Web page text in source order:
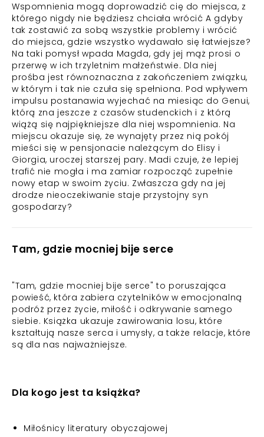
Wspomnienia mogą doprowadzić cię do miejsca, z
którego nigdy nie będziesz chciała wrócić A gdyby
tak zostawić za sobą wszystkie problemy i wrócić
do miejsca, gdzie wszystko wydawało się łatwiejsze?
Na taki pomysł wpada Magda, gdy jej mąż prosi o
przerwę w ich trzyletnim małżeństwie. Dla niej
prośba jest równoznaczna z zakończeniem związku,
w którym i tak nie czuła się spełniona. Pod wpływem
impulsu postanawia wyjechać na miesiąc do Genui,
którą zna jeszcze z czasów studenckich i z którą
wiążą się najpiękniejsze dla niej wspomnienia. Na
miejscu okazuje się, że wynajęty przez nią pokój
mieści się w pensjonacie należącym do Elisy i
Giorgia, uroczej starszej pary. Madi czuje, że lepiej
trafić nie mogła i ma zamiar rozpocząć zupełnie
nowy etap w swoim życiu. Zwłaszcza gdy na jej
drodze nieoczekiwanie staje przystojny syn
gospodarzy?
Tam, gdzie mocniej bije serce
"Tam, gdzie mocniej bije serce" to poruszająca
powieść, która zabiera czytelników w emocjonalną
podróż przez życie, miłość i odkrywanie samego
siebie. Książka ukazuje zawirowania losu, które
kształtują nasze serca i umysły, a także relacje, które
są dla nas najważniejsze.
Dla kogo jest ta książka?
Miłośnicy literatury obyczajowej